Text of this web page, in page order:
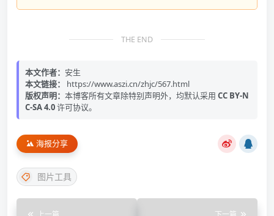
THE END
本文作者： 安生
本文链接：
https://www.aszi.cn/zhjc/567.html
版权声明： 本博客所有文章除特别声明外，均默认采用 CC BY-N
C-SA 4.0许可协议。
海报分享
图片工具